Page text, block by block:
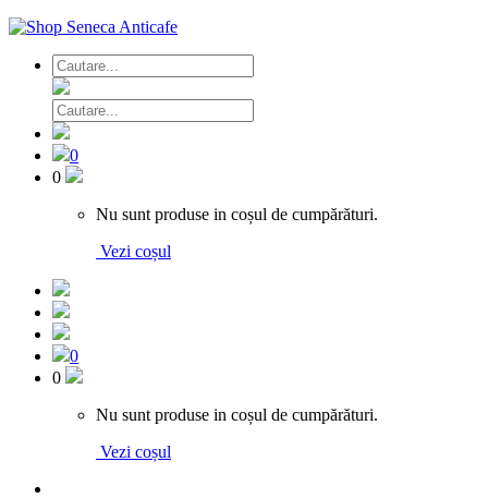
0
0
Nu sunt produse in coșul de cumpărături.
Vezi coșul
0
0
Nu sunt produse in coșul de cumpărături.
Vezi coșul